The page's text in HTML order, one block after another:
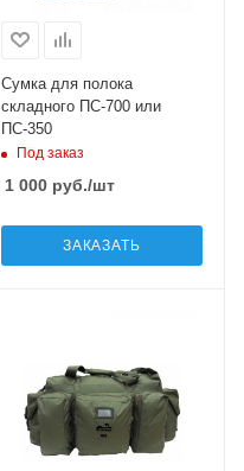
Сумка для полока
складного ПС-700 или
ПС-350
Под заказ
1 000руб./шт
ЗАКАЗАТЬ